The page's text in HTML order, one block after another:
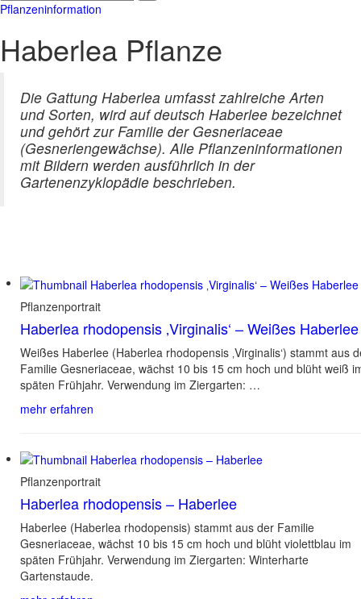
Pflanzeninformation
Haberlea Pflanze
Die Gattung Haberlea umfasst zahlreiche Arten
und Sorten, wird auf deutsch Haberlee bezeichnet
und gehört zur Familie der Gesneriaceae
(Gesneriengewächse). Alle Pflanzeninformationen
mit Bildern werden ausführlich in der
Gartenenzyklopädie beschrieben.
Pflanzenportrait
Haberlea rhodopensis ‚Virginalis‘ – Weißes Haberlee
Weißes Haberlee (Haberlea rhodopensis ‚Virginalis‘) stammt aus
Familie Gesneriaceae, wächst 10 bis 15 cm hoch und blüht weiß
späten Frühjahr. Verwendung im Ziergarten: …
mehr erfahren
Pflanzenportrait
Haberlea rhodopensis – Haberlee
Haberlee (Haberlea rhodopensis) stammt aus der Familie
Gesneriaceae, wächst 10 bis 15 cm hoch und blüht violettblau im
späten Frühjahr. Verwendung im Ziergarten: Winterharte
Gartenstaude.